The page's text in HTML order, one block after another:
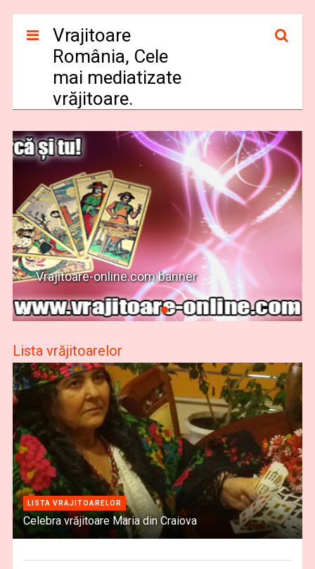
Vrajitoare
România, Cele
mai mediatizate
vrăjitoare.
Vrajitoare-online.com banner
Lista vrăjitoarelor
LISTA VRAJITOARELOR
Celebra vrăjitoare Maria din Craiova